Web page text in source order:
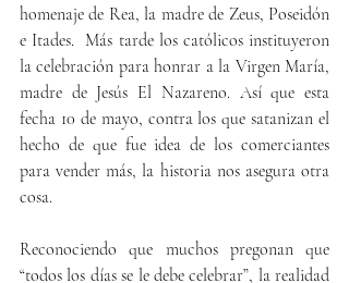
homenaje de Rea, la madre de Zeus, Poseidón
e Itades.  Más tarde los católicos instituyeron
la celebración para honrar a la Virgen María,
madre de Jesús El Nazareno. Así que esta
fecha 10 de mayo, contra los que satanizan el
hecho de que fue idea de los comerciantes
para vender más, la historia nos asegura otra
cosa.
Reconociendo que muchos pregonan que
“todos los días se le debe celebrar”, la realidad